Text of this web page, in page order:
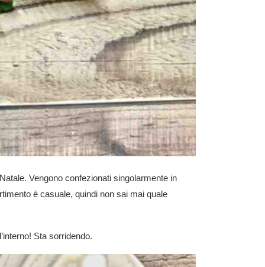
Vengono confezionati singolarmente in
è casuale, quindi non sai mai quale
Sta sorridendo.